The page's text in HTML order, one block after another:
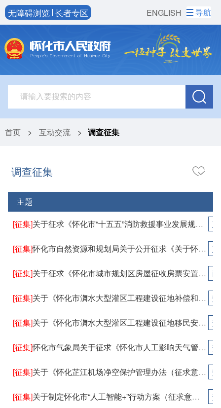
ENGLISH
无障碍浏览 长者专区 导航
首页 > 互动交流 > 调查征集
调查征集
主题
[征集]关于征求《怀化市“十五五”消防救援事业发展规划》（征求意见稿）意见的公告
[征集]怀化市自然资源和规划局关于公开征求《关于怀化市中心城区房地产用地项目容积率认定及增加容积率补缴土地出让价款有关事项的通知（修订稿）》意见建议的公告
[征集]关于征求《怀化市城市规划区房屋征收房票安置管理规定（试行）》意见的公告
[征集]关于《怀化市㵲水大型灌区工程建设征地补偿和移民安置资金管理办法（征求意见稿）》公开征求意见的公告
[征集]关于《怀化市㵲水大型灌区工程建设征地移民安置实施办法（征求意见稿）》公开征求意见的公告
[征集]怀化市气象局关于征求《怀化市人工影响天气管理办法（征求意见稿）》意见的公告
[征集]关于《怀化芷江机场净空保护管理办法（征求意见稿）》公开征求意见的公告
[征集]关于制定怀化市“人工智能+”行动方案（征求意见稿）的公告